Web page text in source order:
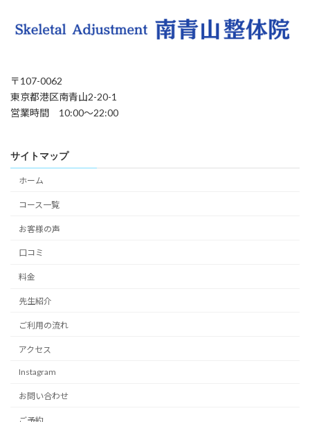
〒107-0062
東京都港区南青山2-20-1
営業時間 10:00〜22:00
サイトマップ
ホーム
コース一覧
お客様の声
口コミ
料金
先生紹介
ご利用の流れ
アクセス
Instagram
お問い合わせ